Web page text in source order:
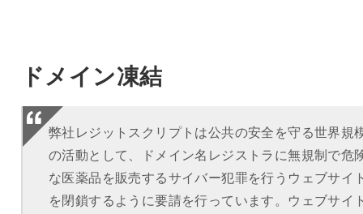
ドメイン凍結
弊社レジットスクリプトは公共の安全を守る世界規
の活動として、ドメイン名レジストラに無規制で危
な医薬品を販売するサイバー犯罪を行うウェブサイ
を閉鎖するように要請を行っています。ウェブサイ